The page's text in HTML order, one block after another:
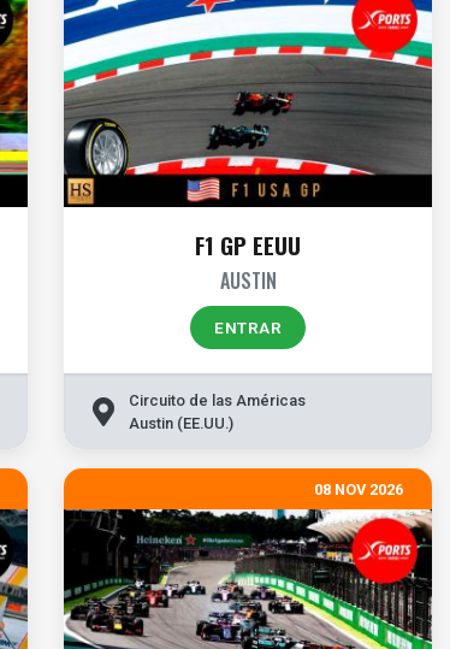
F1 GP EEUU
AUSTIN
ENTRAR
Circuito de las Américas
Austin (EE.UU.)
08 NOV 2026